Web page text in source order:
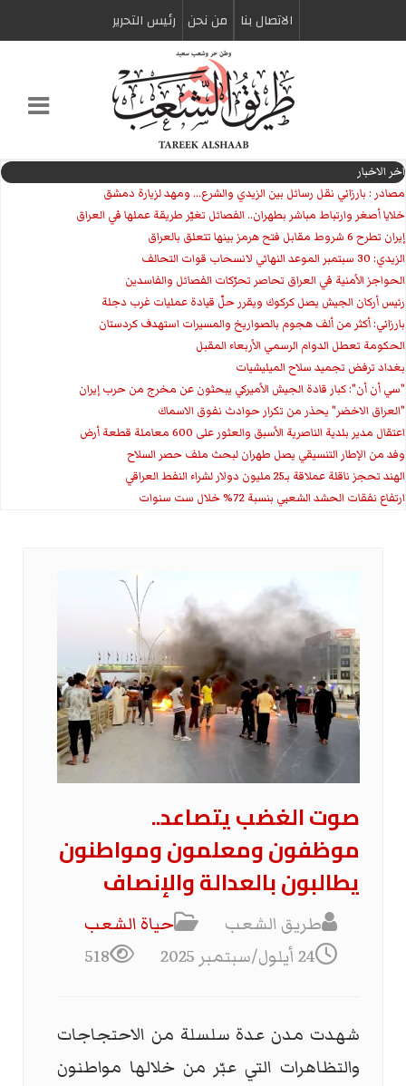
الاتصال بنا من نحن رئیس التحریر
اخر الاخبار
مصادر : بارزاني نقل رسائل بين الزيدي والشرع... ومهد لزيارة دمشق
خلايا أصغر وارتباط مباشر بطهران.. الفصائل تغيّر طريقة عملها في العراق
إيران تطرح 6 شروط مقابل فتح هرمز بينها تتعلق بالعراق
الزيدي: 30 سبتمبر الموعد النهائي لانسحاب قوات التحالف
الحواجز الأمنية في العراق تحاصر تحرّكات الفصائل والفاسدين
رئيس أركان الجيش يصل كركوك ويقرر حلّ قيادة عمليات غرب دجلة
بارزاني: أكثر من ألف هجوم بالصواريخ والمسيرات استهدف كردستان
الحكومة تعطل الدوام الرسمي الأربعاء المقبل
بغداد ترفض تجميد سلاح الميليشيات
"سي أن أن": كبار قادة الجيش الأميركي يبحثون عن مخرج من حرب إيران
"العراق الاخضر" يحذر من تكرار حوادث نفوق الاسماك
اعتقال مدير بلدية الناصرية الأسبق والعثور على 600 معاملة قطعة أرض
وفد من الإطار التنسيقي يصل طهران لبحث ملف حصر السلاح
الهند تحجز ناقلة عملاقة بـ25 مليون دولار لشراء النفط العراقي
ارتفاع نفقات الحشد الشعبي بنسبة 72% خلال ست سنوات
صوت الغضب يتصاعد..
موظفون ومعلمون ومواطنون
يطالبون بالعدالة والإنصاف
طريق الشعب
حياة الشعب
24 أيلول/سبتمبر 2025
518
شهدت مدن عدة سلسلة من الاحتجاجات
والتظاهرات التي عبّر من خلالها مواطنون